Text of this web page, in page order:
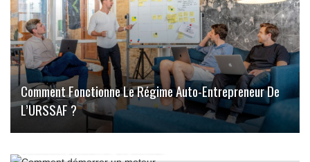
Comment Fonctionne Le Régime Auto-Entrepreneur De
L’URSSAF ?